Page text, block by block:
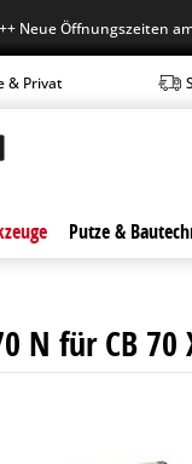
Öffnungszeiten am
& Privat
Putze &
N für CB 70